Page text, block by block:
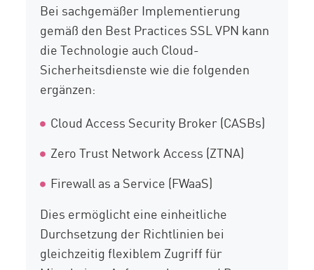
Bei sachgemäßer Implementierung
gemäß den Best Practices SSL VPN kann
die Technologie auch Cloud-
Sicherheitsdienste wie die folgenden
ergänzen:
Cloud Access Security Broker (CASBs)
Zero Trust Network Access (ZTNA)
Firewall as a Service (FWaaS)
Dies ermöglicht eine einheitliche
Durchsetzung der Richtlinien bei
gleichzeitig flexiblem Zugriff für